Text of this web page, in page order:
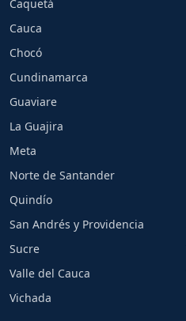
Caquetá
Cauca
Chocó
Cundinamarca
Guaviare
La Guajira
Meta
Norte de Santander
Quindío
San Andrés y Providencia
Sucre
Valle del Cauca
Vichada